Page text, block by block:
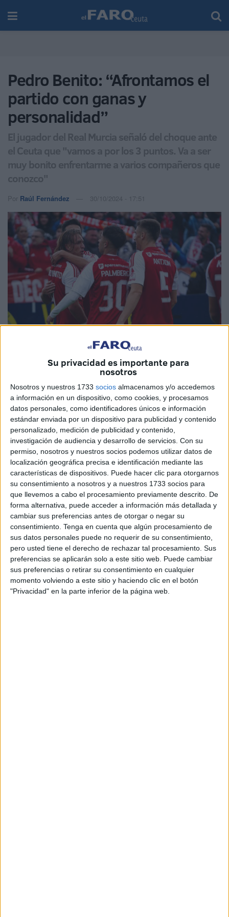
Su privacidad es importante para
nosotros
Nosotros y nuestros 1733 socios almacenamos y/o accedemos
a información en un dispositivo, como cookies, y procesamos
datos personales, como identificadores únicos e información
estándar enviada por un dispositivo para publicidad y contenido
personalizado, medición de publicidad y contenido,
investigación de audiencia y desarrollo de servicios. Con su
permiso, nosotros y nuestros socios podemos utilizar datos de
localización geográfica precisa e identificación mediante las
características de dispositivos. Puede hacer clic para otorgarnos
su consentimiento a nosotros y a nuestros 1733 socios para
que llevemos a cabo el procesamiento previamente descrito. De
forma alternativa, puede acceder a información más detallada y
cambiar sus preferencias antes de otorgar o negar su
consentimiento. Tenga en cuenta que algún procesamiento de
sus datos personales puede no requerir de su consentimiento,
pero usted tiene el derecho de rechazar tal procesamiento. Sus
preferencias se aplicarán solo a este sitio web. Puede cambiar
sus preferencias o retirar su consentimiento en cualquier
momento volviendo a este sitio y haciendo clic en el botón
"Privacidad" en la parte inferior de la página web.
Pedro Benito: “Afrontamos el
partido con ganas y
personalidad”
El jugador del Real Murcia señaló del choque ante
el Ceuta que "vamos a por los 3 puntos. Va a ser
muy bonito enfrentarme a varios compañeros que
conozco"
Por Raúl Fernández 30/10/2024 - 17:51
Imágenes: Real Murcia
ElReal Murciaserá el siguiente rival delCeutaen la Liga
y lo hará siendo el líder del grupo 2 dePrimera División
RFEF. Es un rival serio que viene con todo, dispuesto a
mantener suprimera posición de la tabla .
El delantero del equipo, Pedro Benito, habló este
miércoles en las redes sociales del Real Murcia, sobre el
choque y señaló que "es un rival muy bueno, encima tengo
varios compañeros que juegan allí, así que va a ser bonito
enfrentarme a ellos; sabemos que es un rival
complicadísimo, que hizo una gran temporada pasada y
que tiene un gran equipo este año; afrontamos el partido
con la mayor de las ganas, personalidad y vamos a por los
3 puntos”.